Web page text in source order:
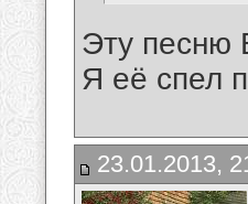
Эту песню
Я её спел
23.01.2013,